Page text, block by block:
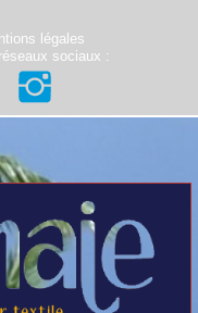
légales
réseaux sociaux :